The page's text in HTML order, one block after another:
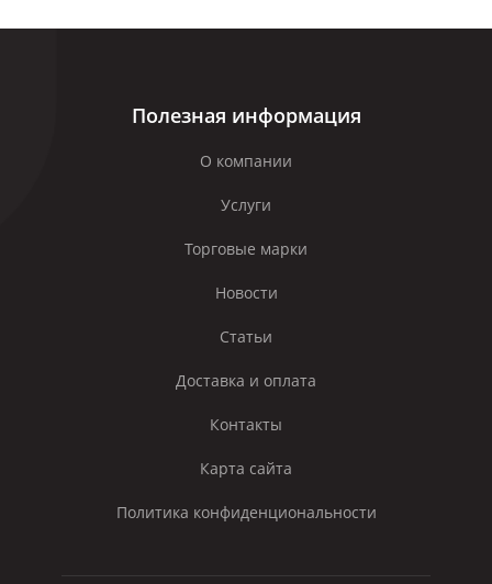
Полезная информация
О компании
Услуги
Торговые марки
Новости
Статьи
Доставка и оплата
Контакты
Карта сайта
Политика конфиденциональности